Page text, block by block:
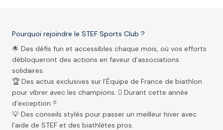
Pourquoi rejoindre le STEF Sports Club ?
🌟 Des défis fun et accessibles chaque mois, où vos efforts
débloqueront des actions en faveur d’associations
solidaires.
🏆 Des actus exclusives sur l’Équipe de France de biathlon
pour vibrer avec les champions.  Durant cette année
d’exception ?
💡 Des conseils stylés pour passer un meilleur hiver avec
l’aide de STEF et des biathlètes pros.